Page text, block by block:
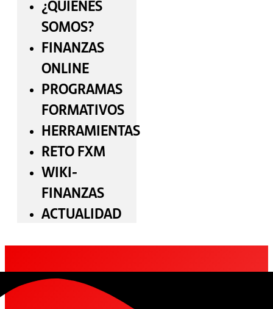
¿QUIÉNES
SOMOS?
FINANZAS
ONLINE
PROGRAMAS
FORMATIVOS
HERRAMIENTAS
RETO FXM
WIKI-
FINANZAS
ACTUALIDAD